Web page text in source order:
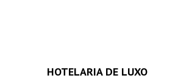
HOTELARIA DE LUXO